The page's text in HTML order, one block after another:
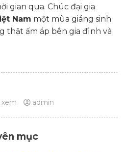
gian qua. Chúc đại gia
Nam một mùa giáng sinh
thật ấm áp bên gia đình và
xem admin
mục